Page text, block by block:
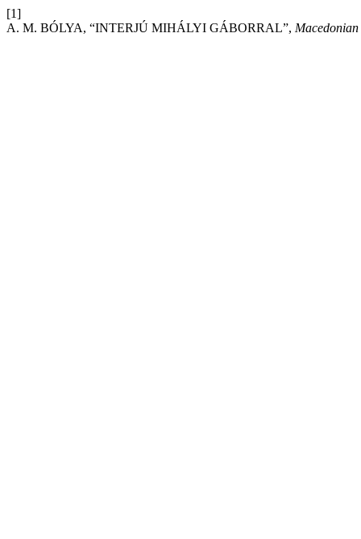
[1]
A. M. BÓLYA, “INTERJÚ MIHÁLYI GÁBORRAL”,